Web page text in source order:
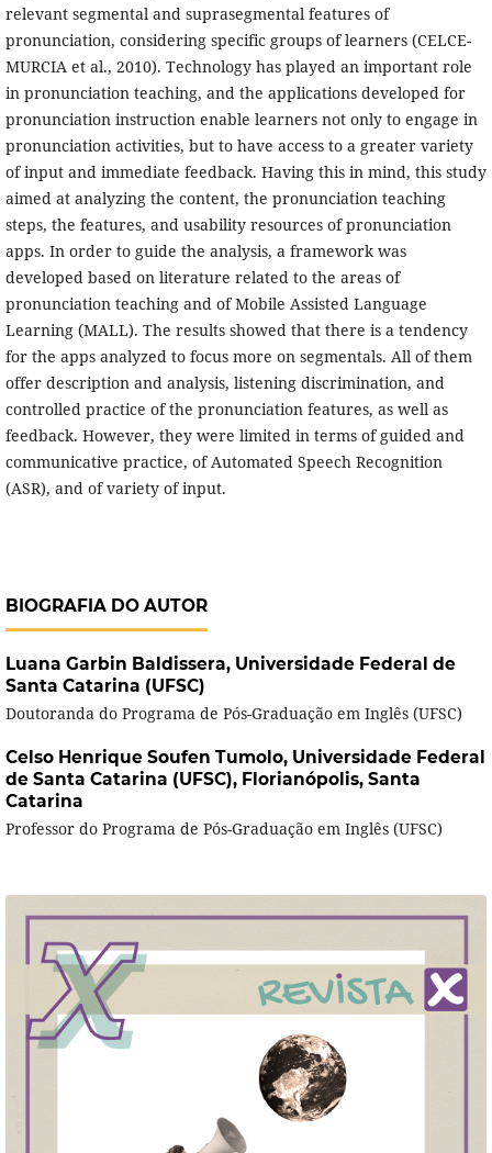
relevant segmental and suprasegmental features of
pronunciation, considering specific groups of learners (CELCE-
MURCIA et al., 2010). Technology has played an important role
in pronunciation teaching, and the applications developed for
pronunciation instruction enable learners not only to engage in
pronunciation activities, but to have access to a greater variety
of input and immediate feedback. Having this in mind, this study
aimed at analyzing the content, the pronunciation teaching
steps, the features, and usability resources of pronunciation
apps. In order to guide the analysis, a framework was
developed based on literature related to the areas of
pronunciation teaching and of Mobile Assisted Language
Learning (MALL). The results showed that there is a tendency
for the apps analyzed to focus more on segmentals. All of them
offer description and analysis, listening discrimination, and
controlled practice of the pronunciation features, as well as
feedback. However, they were limited in terms of guided and
communicative practice, of Automated Speech Recognition
(ASR), and of variety of input.
BIOGRAFIA DO AUTOR
Luana Garbin Baldissera, Universidade Federal de
Santa Catarina (UFSC)
Doutoranda do Programa de Pós-Graduação em Inglês (UFSC)
Celso Henrique Soufen Tumolo, Universidade Federal
de Santa Catarina (UFSC), Florianópolis, Santa
Catarina
Professor do Programa de Pós-Graduação em Inglês (UFSC)